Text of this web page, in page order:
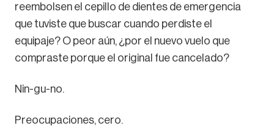
reembolsen el cepillo de dientes de emergencia
que tuviste que buscar cuando perdiste el
equipaje? O peor aún, ¿por el nuevo vuelo que
compraste porque el original fue cancelado?
Nin-gu-no.
Preocupaciones, cero.